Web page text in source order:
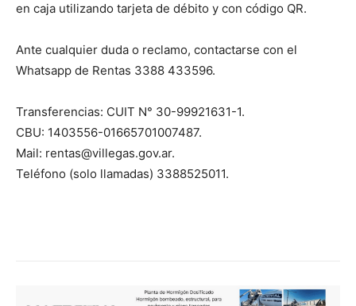
en caja utilizando tarjeta de débito y con código QR.
Ante cualquier duda o reclamo, contactarse con el
Whatsapp de Rentas 3388 433596.
Transferencias: CUIT N° 30-99921631-1.
CBU: 1403556-01665701007487.
Mail: rentas@villegas.gov.ar.
Teléfono (solo llamadas) 3388525011.